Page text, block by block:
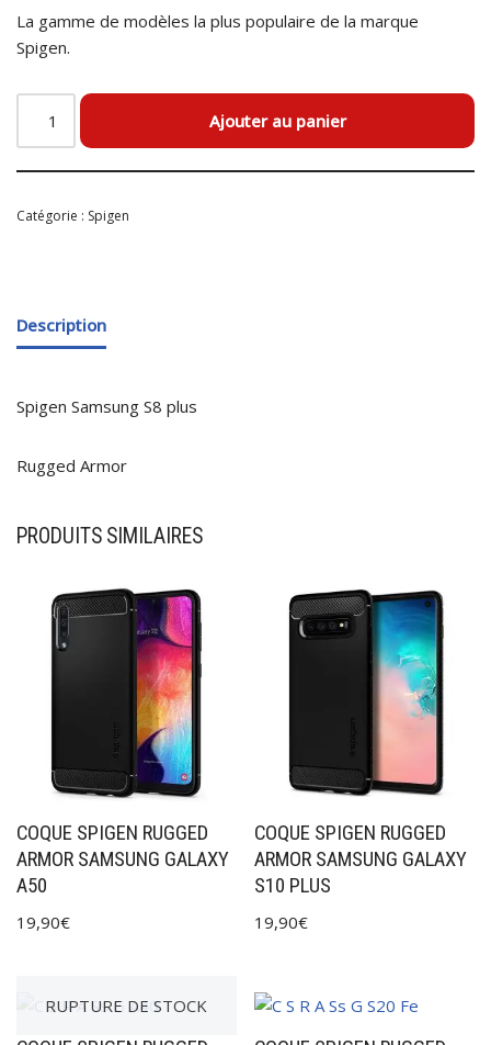
La gamme de modèles la plus populaire de la marque
Spigen.
Ajouter au panier
Catégorie : Spigen
Description
Spigen Samsung S8 plus
Rugged Armor
PRODUITS SIMILAIRES
COQUE SPIGEN RUGGED
ARMOR SAMSUNG GALAXY
A50
19,90€
COQUE SPIGEN RUGGED
ARMOR SAMSUNG GALAXY
S10 PLUS
19,90€
RUPTURE DE STOCK